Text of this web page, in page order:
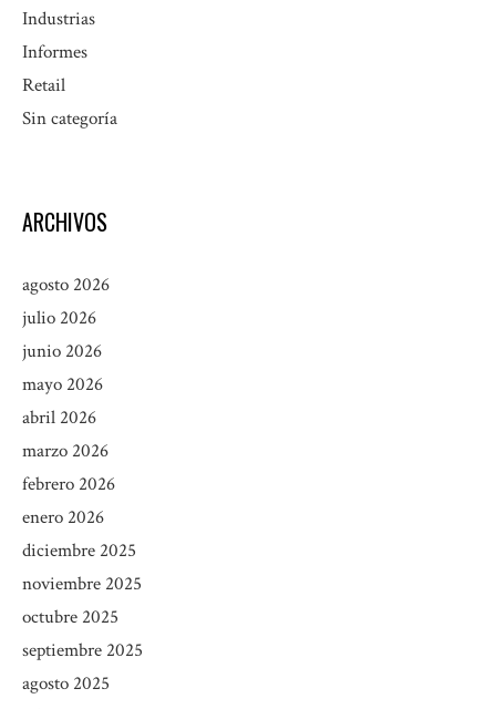
Industrias
Informes
Retail
Sin categoría
ARCHIVOS
agosto 2026
julio 2026
junio 2026
mayo 2026
abril 2026
marzo 2026
febrero 2026
enero 2026
diciembre 2025
noviembre 2025
octubre 2025
septiembre 2025
agosto 2025